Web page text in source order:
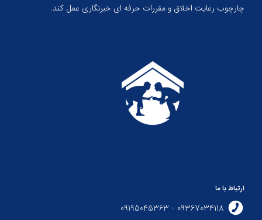
چارچوب رعایت اخلاق و مقررات حرفه ای خبرنگاری عمل کند.
ارتباط با ما
09367034118 - 09195045363